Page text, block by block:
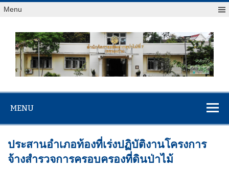
Menu
สจป.ที่ 7
(ขอนแก่น)
MENU
ประสานอำเภอท้องที่เร่งปฏิบัติงานโครงการ
จ้างสำรวจการครอบครองที่ดินป่าไม้